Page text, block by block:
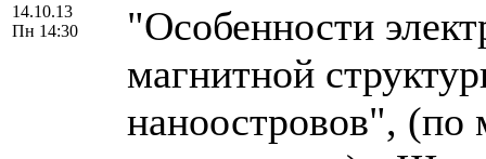
14.10.13
Пн 14:30
"Особенности
магнитной
наноостровов", (по